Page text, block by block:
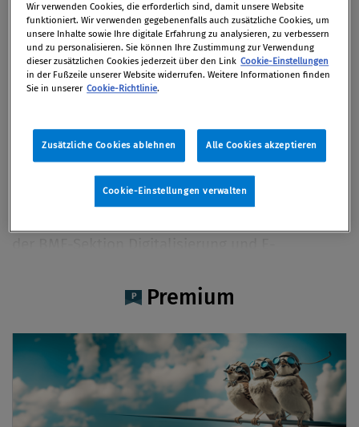
Artikel auf Xing teilen
Artikel auf linkedIn teilen
Artikel auf Facebook teilen
Artikellink kopieren
Artikel per Mail teilen
Vita
MR Mag. Maria Ulmer ist Sektionschefin der
Budgetsektion im Bundesministerium für
Finanzen. Seit 21 Jahren ist sie im Bundesdienst
in leitenden Funktionen tätig und verfügt über
und Vorsitzende der CDO Task Force. Davor
arbeitete Ulmer als stellvertretende
Generalsekretärin im Bundesministerium für
Digitalisierung und Wirtschaft. Seit 2007 hat sie
die Governance-Initiativen des Ressorts geleitet
und war auch bundesweit in Compliance-
Projekte involviert.
Premium
Wir verwenden Cookies, die erforderlich sind, damit unsere Website
funktioniert. Wir verwenden gegebenenfalls auch zusätzliche Cookies, um
unsere Inhalte sowie Ihre digitale Erfahrung zu analysieren, zu verbessern
und zu personalisieren. Sie können Ihre Zustimmung zur Verwendung
dieser zusätzlichen Cookies jederzeit über den Link Cookie-Einstellungen
in der Fußzeile unserer Website widerrufen. Weitere Informationen finden
Sie in unserer Cookie-Richtlinie.
Zusätzliche Cookies ablehnen Alle Cookies akzeptieren
Cookie-Einstellungen verwalten